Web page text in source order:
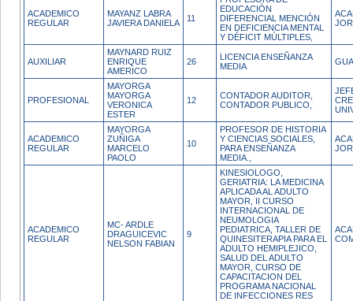
ACADEMICO
REGULAR
MAYANZ LABRA
JAVIERA DANIELA
11
EDUCACIÓN
DIFERENCIAL MENCIÓN
EN DEFICIENCIA MENTAL
Y DÉFICIT MÚLTIPLES,
AUXILIAR
MAYNARD RUIZ
ENRIQUE
AMERICO
26
LICENCIA ENSEÑANZA
MEDIA
PROFESIONAL
MAYORGA
MAYORGA
VERONICA
ESTER
12
CONTADOR AUDITOR,
CONTADOR PUBLICO,
ACADEMICO
REGULAR
MAYORGA
ZUÑIGA
MARCELO
PAOLO
10
PROFESOR DE HISTORIA
Y CIENCIAS SOCIALES,
PARA ENSEÑANZA
MEDIA.,
ACADEMICO
REGULAR
MC- ARDLE
DRAGUICEVIC
NELSON FABIAN
9
KINESIOLOGO,
GERIATRIA: LA MEDICINA
APLICADA AL ADULTO
MAYOR, II CURSO
INTERNACIONAL DE
NEUMOLOGIA
PEDIATRICA, TALLER DE
QUINESITERAPIA PARA EL
ADULTO HEMIPLEJICO,
SALUD DEL ADULTO
MAYOR, CURSO DE
CAPACITACION DEL
PROGRAMA NACIONAL
DE INFECCIONES RES